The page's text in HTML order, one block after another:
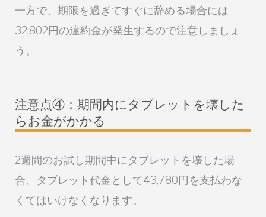
一方で、期限を過ぎてすぐに辞める場合には
32,802円の違約金が発生するので注意しましょ
う。
注意点④：期間内にタブレットを壊した
らお金がかかる
2週間のお試し期間中にタブレットを壊した場
合、タブレット代金として43,780円を支払わな
くてはいけなくなります。